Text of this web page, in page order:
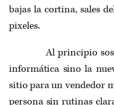
bajas la cortina, sales
pixeles.
Al principio
informática sino la
sitio para un vendedor
persona sin rutinas